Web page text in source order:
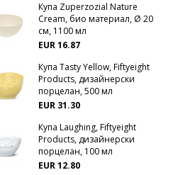
Купа Zuperzozial Nature
Cream, био материал, Ø 20
см, 1100 мл
EUR 16.87
Купа Tasty Yellow, Fiftyeight
Products, дизайнерски
порцелан, 500 мл
EUR 31.30
Купа Laughing, Fiftyeight
Products, дизайнерски
порцелан, 100 мл
EUR 12.80